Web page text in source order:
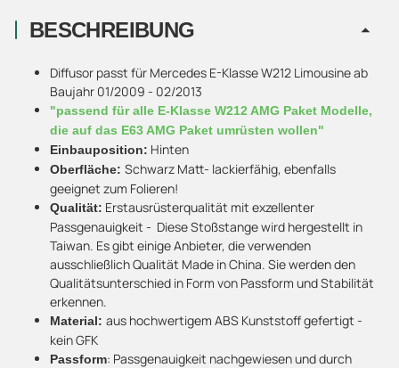
BESCHREIBUNG
Diffusor passt für Mercedes E-Klasse W212 Limousine ab
Baujahr 01/2009 - 02/2013
"passend für alle E-Klasse W212 AMG Paket Modelle,
die auf das E63 AMG Paket umrüsten wollen"
Einbauposition: Hinten
Oberfläche: Schwarz Matt- lackierfähig, ebenfalls
geeignet zum Folieren!
Qualität: Erstausrüsterqualität mit exzellenter
Passgenauigkeit - Diese Stoßstange wird hergestellt in
Taiwan. Es gibt einige Anbieter, die verwenden
ausschließlich Qualität Made in China. Sie werden den
Qualitätsunterschied in Form von Passform und Stabilität
erkennen.
Material: aus hochwertigem ABS Kunststoff gefertigt -
kein GFK
Passform: Passgenauigkeit nachgewiesen und durch